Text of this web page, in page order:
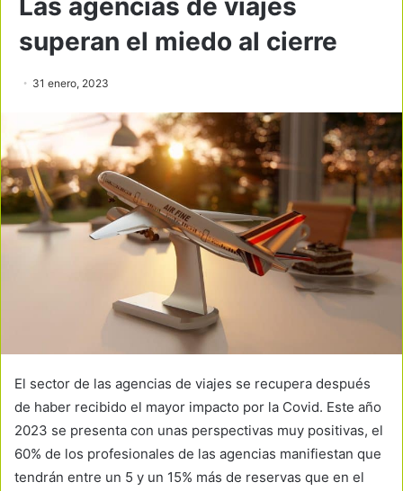
Las agencias de viajes
superan el miedo al cierre
31 enero, 2023
El sector de las agencias de viajes se recupera después
de haber recibido el mayor impacto por la Covid. Este año
2023 se presenta con unas perspectivas muy positivas, el
60% de los profesionales de las agencias manifiestan que
tendrán entre un 5 y un 15% más de reservas que en el